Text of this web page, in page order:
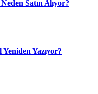
Satın Alıyor?
Yazıyor?